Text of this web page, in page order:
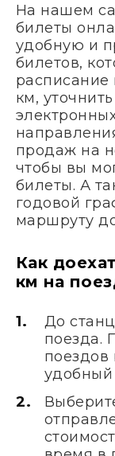
На нашем
билеты
удобную и
билетов,
расписание
км,
продаж на
чтобы вы
билеты. А
годовой
маршруту
Как
км на
До
поезда.
поездов